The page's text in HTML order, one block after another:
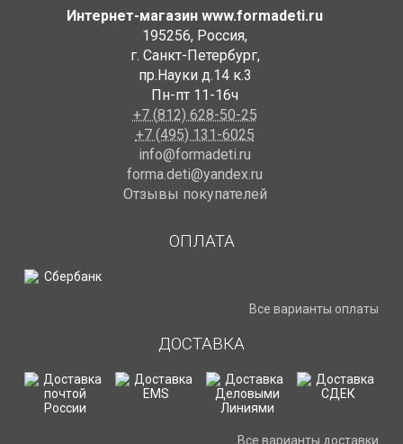
Интернет-магазин www.formadeti.ru
195256, Россия,
г. Санкт-Петербург,
пр.Науки д.14 к.3
Пн-пт 11-16ч
+7 (812) 628-50-25
+7 (495) 131-6025
info@formadeti.ru
forma.deti@yandex.ru
Отзывы покупателей
ОПЛАТА
Все варианты оплаты
ДОСТАВКА
Все варианты доставки